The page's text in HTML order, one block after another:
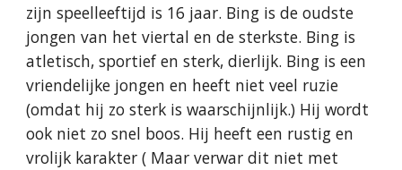
zijn speelleeftijd is 16 jaar. Bing is de oudste
jongen van het viertal en de sterkste. Bing is
atletisch, sportief en sterk, dierlijk. Bing is een
vriendelijke jongen en heeft niet veel ruzie
(omdat hij zo sterk is waarschijnlijk.) Hij wordt
ook niet zo snel boos. Hij heeft een rustig en
vrolijk karakter ( Maar verwar dit niet met